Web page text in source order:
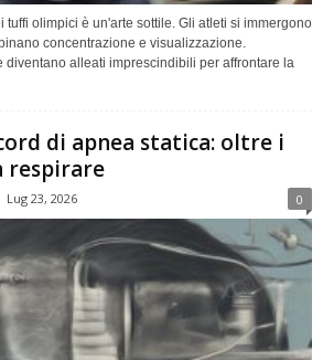
tuffi olimpici è un'arte sottile. Gli atleti si immergono
concentrazione e visualizzazione.
diventano alleati imprescindibili per affrontare la
di apnea statica: oltre i
respirare
Lug 23, 2026 0